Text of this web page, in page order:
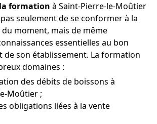
formation à Saint-Pierre-le-Moûtier
seulement de se conformer à la
moment, mais de même
essentielles au bon
son établissement. La formation
domaines :
des débits de boissons à
Moûtier ;
obligations liées à la vente